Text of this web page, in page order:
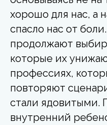
хорошо для нас, а
спасло нас от
продолжают
которые их
профессиях,
повторяют
стали ядовитыми.
внутренний